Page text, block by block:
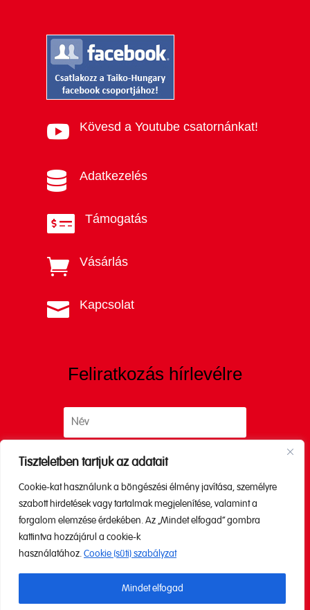
Tiszteletben tartjuk az adatait
Cookie-kat használunk a böngészési élmény javítása, személyre
szabott hirdetések vagy tartalmak megjelenítése, valamint a
forgalom elemzése érdekében. Az „Mindet elfogad” gombra
kattintva hozzájárul a cookie-k
használatához. Cookie (süti) szabályzat
Mindet elfogad
 Kövesd a Youtube csatornánkat!
 Adatkezelés
 Támogatás
 Vásárlás
 Kapcsolat
Feliratkozás hírlevélre
Küldés
A küldéssel elfogadod az
tájékoztatónkat.